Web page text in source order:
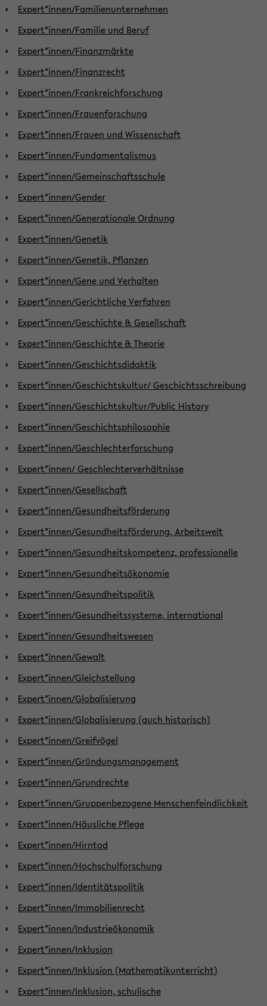
Expert*innen/Familienunternehmen
Expert*innen/Familie und Beruf
Expert*innen/Finanzmärkte
Expert*innen/Finanzrecht
Expert*innen/Frankreichforschung
Expert*innen/Frauenforschung
Expert*innen/Frauen und Wissenschaft
Expert*innen/Fundamentalismus
Expert*innen/Gemeinschaftsschule
Expert*innen/Gender
Expert*innen/Generationale Ordnung
Expert*innen/Genetik
Expert*innen/Genetik, Pflanzen
Expert*innen/Gene und Verhalten
Expert*innen/Gerichtliche Verfahren
Expert*innen/Geschichte & Gesellschaft
Expert*innen/Geschichte & Theorie
Expert*innen/Geschichtsdidaktik
Expert*innen/Geschichtskultur/ Geschichtsschreibung
Expert*innen/Geschichtskultur/Public History
Expert*innen/Geschichtsphilosophie
Expert*innen/Geschlechterforschung
Expert*innen/ Geschlechterverhältnisse
Expert*innen/Gesellschaft
Expert*innen/Gesundheitsförderung
Expert*innen/Gesundheitsförderung, Arbeitswelt
Expert*innen/Gesundheitskompetenz, professionelle
Expert*innen/Gesundheitsökonomie
Expert*innen/Gesundheitspolitik
Expert*innen/Gesundheitssysteme, international
Expert*innen/Gesundheitswesen
Expert*innen/Gewalt
Expert*innen/Gleichstellung
Expert*innen/Globalisierung
Expert*innen/Globalisierung (auch historisch)
Expert*innen/Greifvögel
Expert*innen/Gründungsmanagement
Expert*innen/Grundrechte
Expert*innen/Gruppenbezogene Menschenfeindlichkeit
Expert*innen/Häusliche Pflege
Expert*innen/Hirntod
Expert*innen/Hochschulforschung
Expert*innen/Identitätspolitik
Expert*innen/Immobilienrecht
Expert*innen/Industrieökonomik
Expert*innen/Inklusion
Expert*innen/Inklusion (Mathematikunterricht)
Expert*innen/Inklusion, schulische